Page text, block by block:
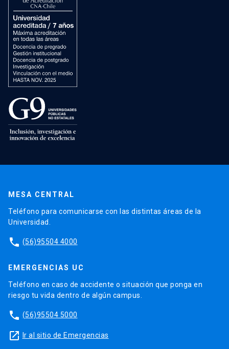
MESA CENTRAL
Teléfono para comunicarse con las distintas áreas de la
Universidad.
phone (56)95504 4000
EMERGENCIAS UC
Teléfono en caso de accidente o situación que ponga en
riesgo tu vida dentro de algún campus.
phone (56)95504 5000
launch Ir al sitio de Emergencias